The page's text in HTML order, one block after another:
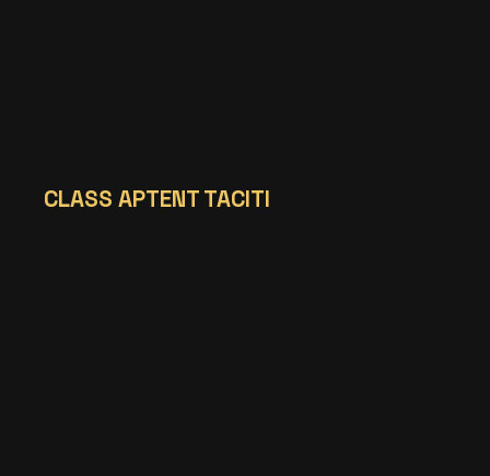
CLASS APTENT TACITI